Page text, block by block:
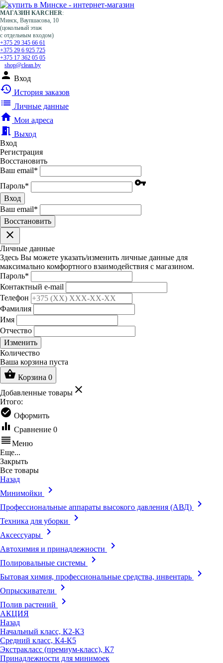
МАГАЗИН KARCHER:
Минск, Ваупшасова, 10
(цокольный этаж
с отдельным входом)
+375 29 345 66 61
+375 29 6 925 725
+375 17 362 05 05
shop@clean.by
person Вход
history История заказов
list Личные данные
home Мои адреса
meeting_room Выход
Вход
Регистрация
Восстановить
Ваш email*
Пароль* vpn_key
Вход
Ваш email*
Воcстановить
clear
Личные данные
Здесь Вы можете указать/изменить личные данные для
максимально комфортного взаимодействия с магазином.
Пароль*
Контактный e-mail
Телефон
Фамилия
Имя
Отчество
Изменить
Количество
Ваша корзина пуста
shopping_basket Корзина 0
Добавленные товары clear
Итого:
check_circle Оформить
equalizer Сравнение 0
reorderМеню
Еще...
Закрыть
Все товары
Назад
Минимойки
keyboard_arrow_right
Профессиональные аппараты высокого давления (АВД) keyboard_arrow_right
Техника для уборки keyboard_arrow_right
Аксессуары keyboard_arrow_right
Автохимия и принадлежности keyboard_arrow_right
Полировальные системы keyboard_arrow_right
Бытовая химия, профессиональные средства, инвентарь keyboard_arrow_right
Опрыскиватели keyboard_arrow_right
Полив растений keyboard_arrow_right
АКЦИЯ
Назад
Начальный класс, К2-К3
Средний класс, К4-К5
Экстракласс (премиум-класс), К7
Принадлежности для минимоек